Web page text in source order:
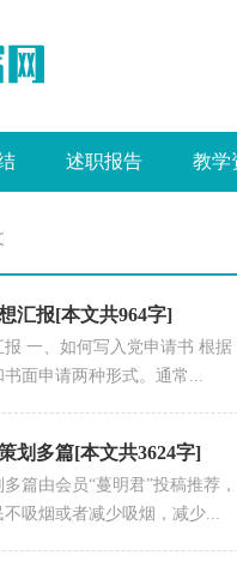
述职报告 教学
汇报[本文共964字]
一、如何写入党申请书 根
面申请两种形式。通常...
划多篇[本文共3624字]
篇由会员“蔓明君”投稿推
吸烟或者减少吸烟，减少...